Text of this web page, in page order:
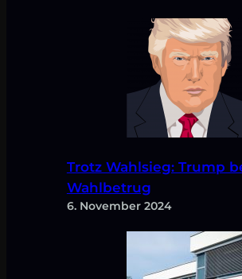
Trotz Wahlsieg: Trump
Wahlbetrug
6. November 2024